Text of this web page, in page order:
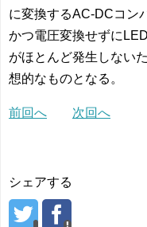
に変換するAC-DCコン
かつ電圧変換せずに
がほとんど発生しない
想的なものとなる。
前回へ 次回へ
シェアする